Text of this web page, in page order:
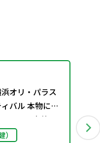
浜オリ・パラス
バル 本物にふ
、その意義"